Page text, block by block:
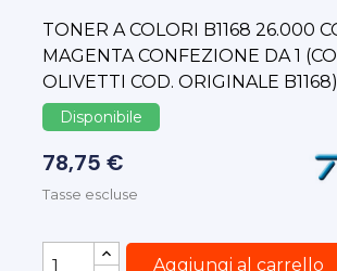
TONER A COLORI B1168 26.000
MAGENTA CONFEZIONE DA 1
OLIVETTI COD. ORIGINALE B1168)
Disponibile
78,75 €
Tasse escluse
Aggiungi al carrello